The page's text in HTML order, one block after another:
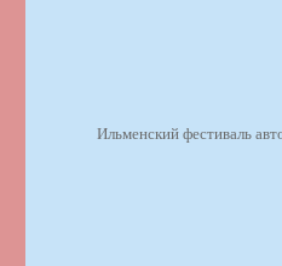
Ильменский фестиваль